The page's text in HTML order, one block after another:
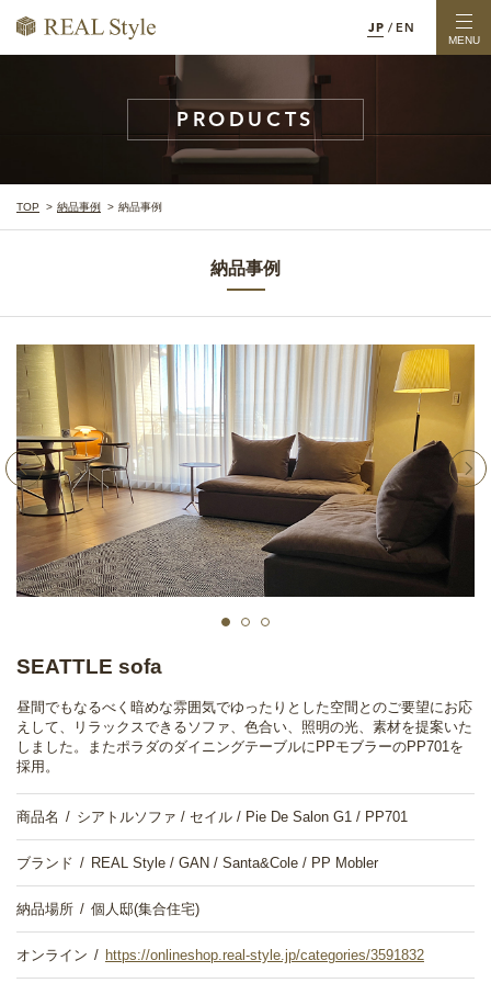
JP / EN
MENU
PRODUCTS
TOP 納品事例 納品事例
納品事例
SEATTLE sofa
昼間でもなるべく暗めな雰囲気でゆったりとした空間とのご要望にお応
えして、リラックスできるソファ、色合い、照明の光、素材を提案いた
しました。またポラダのダイニングテーブルにPPモブラーのPP701を
採用。
商品名 シアトルソファ / セイル / Pie De Salon G1 / PP701
ブランド REAL Style / GAN / Santa&Cole / PP Mobler
納品場所 個人邸(集合住宅)
オンライン https://onlineshop.real-style.jp/categories/3591832